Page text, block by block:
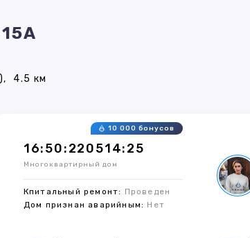
4.5 км
16:50:220514:25
10 000 бонусов
Многоквартирный дом
Кпитальный ремонт: Проведен
Дом признан аварийным: Нет